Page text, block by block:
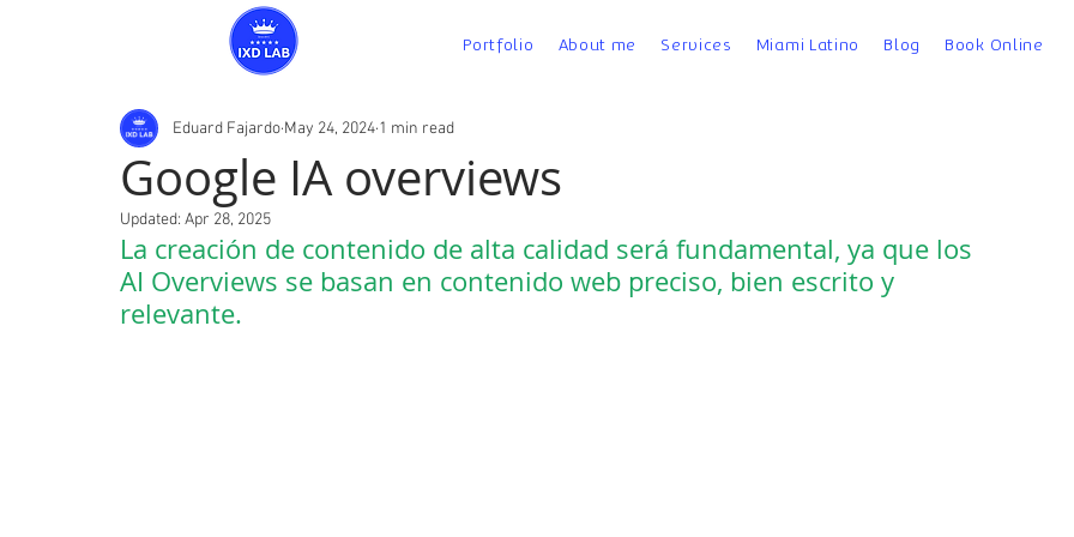
Portfolio About me Services Miami Latino Blog Book Online
Google IA overviews
Eduard Fajardo May 24, 2024 1 min read
Updated: Apr 28, 2025
La creación de contenido de alta calidad será fundamental, ya que los
AI Overviews se basan en contenido web preciso, bien escrito y
relevante.